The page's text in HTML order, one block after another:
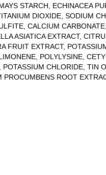
STARCH, ECHINACEA
DIOXIDE, SODIUM
CALCIUM
ASIATICA EXTRACT,
FRUIT EXTRACT,
POLYLYSINE,
CHLORIDE, TIN
PROCUMBENS ROOT